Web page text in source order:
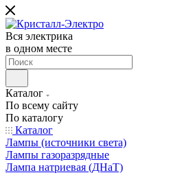
Вся электрика
в одном месте
Каталог
По всему сайту
По каталогу
Каталог
Лампы (источники света)
Лампы газоразрядные
Лампа натриевая (ДНаТ)